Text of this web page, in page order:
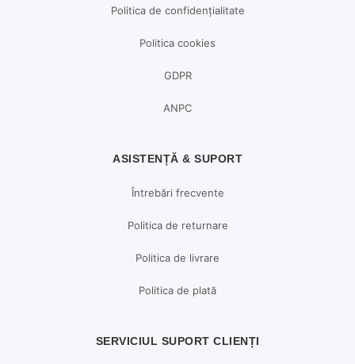
Politica de confidențialitate
Politica cookies
GDPR
ANPC
ASISTENȚĂ & SUPORT
Întrebări frecvente
Politica de returnare
Politica de livrare
Politica de plată
SERVICIUL SUPORT CLIENȚI